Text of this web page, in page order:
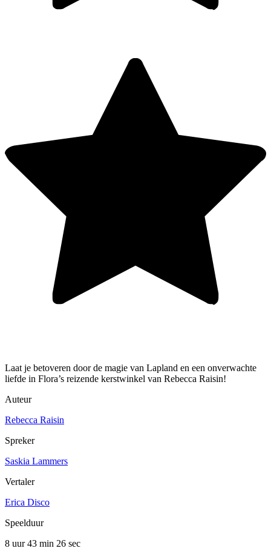
Laat je betoveren door de magie van Lapland en een onverwachte
liefde in Flora’s reizende kerstwinkel van Rebecca Raisin!
Auteur
Rebecca Raisin
Spreker
Saskia Lammers
Vertaler
Erica Disco
Speelduur
8 uur 43 min 26 sec